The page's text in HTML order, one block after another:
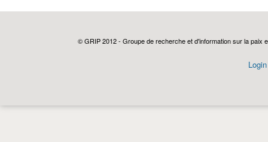
© GRIP 2012 - Groupe de recherche et d'information sur la paix
Login